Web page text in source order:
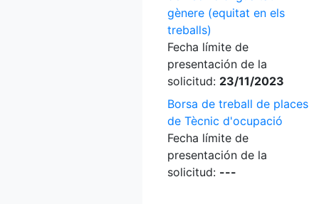
gènere (equitat en els
treballs)
Fecha límite de
presentación de la
solicitud: 23/11/2023
Borsa de treball de places
de Tècnic d'ocupació
Fecha límite de
presentación de la
solicitud: ---